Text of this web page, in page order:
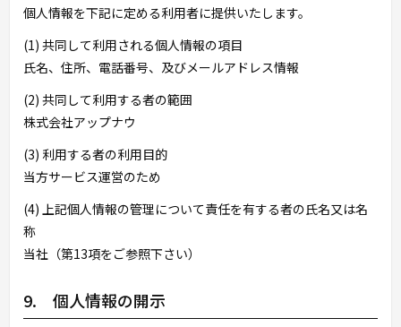
個人情報を下記に定める利用者に提供いたします。
(1) 共同して利用される個人情報の項目
氏名、住所、電話番号、及びメールアドレス情報
(2) 共同して利用する者の範囲
株式会社アップナウ
(3) 利用する者の利用目的
当方サービス運営のため
(4) 上記個人情報の管理について責任を有する者の氏名又は名
称
当社（第13項をご参照下さい）
9. 個人情報の開示